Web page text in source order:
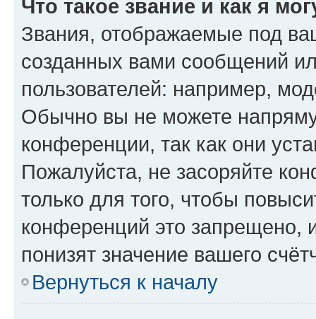
Что такое звание и как я
Звания, отображаемые под
созданных вами сообщений
пользователей: например,
Обычно вы не можете
конференции, так как они
Пожалуйста, не засоряйте
только для того, чтобы
конференций это запрещено,
понизят значение вашего
Вернуться к началу